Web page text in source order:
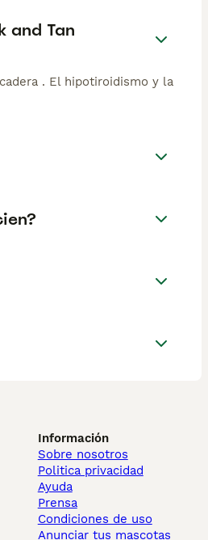
and Tan
. El hipotiroidismo y la
Información
Sobre nosotros
Politica privacidad
Ayuda
Prensa
Condiciones de uso
Anunciar tus mascotas